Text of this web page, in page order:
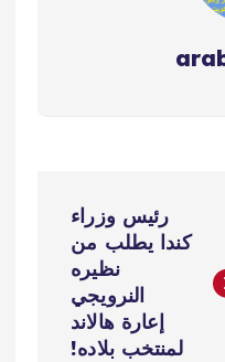
رئيس وزراء
كندا يطلب من
نظيره
النرويجي
إعارة هالاند
لمنتخب بلاده!